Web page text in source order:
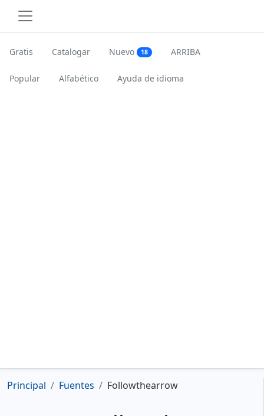
Gratis Catalogar Nuevo 18 ARRIBA
Popular Alfabético Ayuda de idioma
Principal Fuentes Followthearrow